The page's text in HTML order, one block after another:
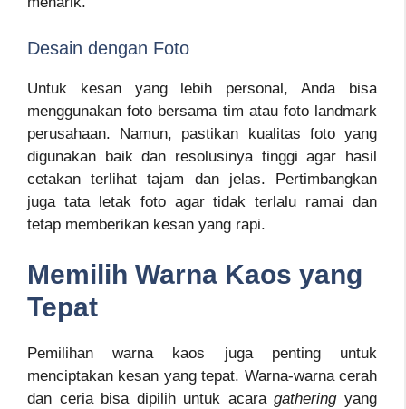
Desain dengan Foto
Untuk kesan yang lebih personal, Anda bisa
menggunakan foto bersama tim atau foto landmark
perusahaan. Namun, pastikan kualitas foto yang
digunakan baik dan resolusinya tinggi agar hasil
cetakan terlihat tajam dan jelas. Pertimbangkan
juga tata letak foto agar tidak terlalu ramai dan
tetap memberikan kesan yang rapi.
Memilih Warna Kaos yang
Tepat
Pemilihan warna kaos juga penting untuk
menciptakan kesan yang tepat. Warna-warna cerah
dan ceria bisa dipilih untuk acaragatheringyang